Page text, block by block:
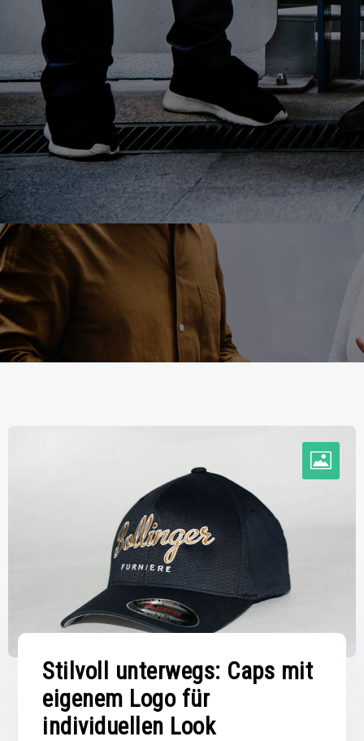
Stilvoll unterwegs: Caps mit
eigenem Logo für
individuellen Look